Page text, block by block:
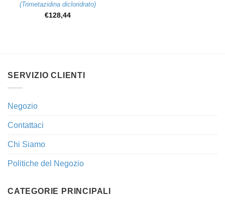
(Trimetazidina dicloridrato)
€128,44
SERVIZIO CLIENTI
Negozio
Contattaci
Chi Siamo
Politiche del Negozio
CATEGORIE PRINCIPALI